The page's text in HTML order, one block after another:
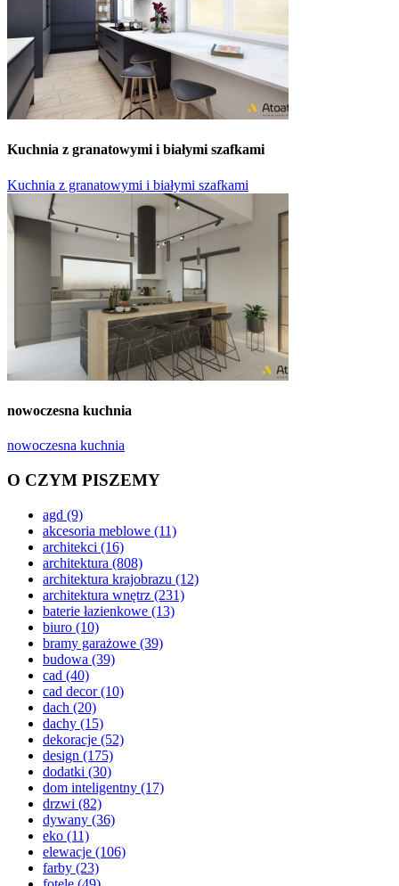
Kuchnia z granatowymi i białymi szafkami
Kuchnia z granatowymi i białymi szafkami
nowoczesna kuchnia
nowoczesna kuchnia
O CZYM PISZEMY
agd (9)
akcesoria meblowe (11)
architekci (16)
architektura (808)
architektura krajobrazu (12)
architektura wnętrz (231)
baterie łazienkowe (13)
biuro (10)
bramy garażowe (39)
budowa (39)
cad (40)
cad decor(10)
dach (20)
dachy (15)
dekoracje (52)
design (175)
dodatki (30)
dom inteligentny (17)
drzwi (82)
dywany (36)
eko (11)
elewacje (106)
farby (23)